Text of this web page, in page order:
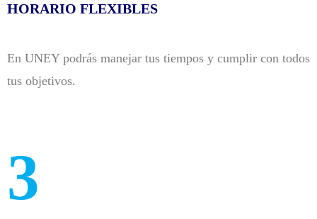
HORARIO FLEXIBLES
En UNEY podrás manejar tus tiempos y cumplir con todos
tus objetivos.
3